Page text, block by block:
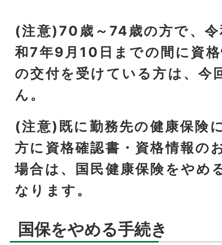
(注意)70歳～74歳の方で、
和7年9月10日までの間に資
の交付を受けている方は、今
ん。
(注意)既に勤務先の健康保険
方に資格確認書・資格情報の
場合は、国民健康保険をやめ
なります。
国保をやめる手続き